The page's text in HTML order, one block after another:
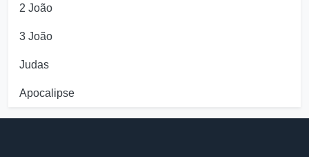
2 João
3 João
Judas
Apocalipse